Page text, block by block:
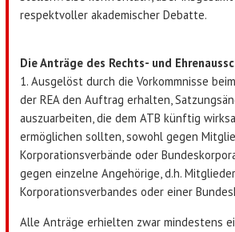
respektvoller akademischer Debatte.
Die Anträge des Rechts- und
1. Ausgelöst durch die Vorkommnisse
der REA den Auftrag erhalten,
auszuarbeiten, die dem ATB künftig
ermöglichen sollten, sowohl gegen
Korporationsverbände oder
gegen einzelne Angehörige, d.h.
Korporationsverbandes oder einer
Alle Anträge erhielten zwar mindestens